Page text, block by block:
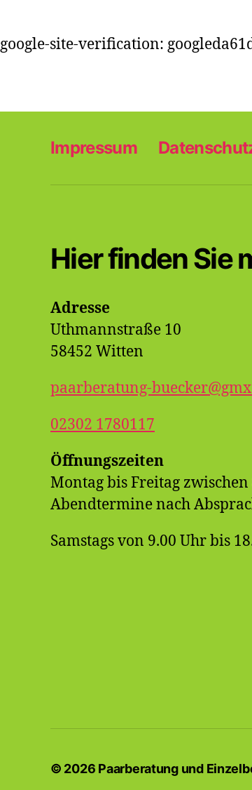
google-site-verification:
Impressum
Hier finden Sie
Adresse
Uthmannstraße 10
58452 Witten
paarberatung-
02302 1780117
Öffnungszeiten
Montag bis Freitag
Abendtermine nach
Samstags von 9.00 Uhr bis
© 2026 Paarberatung und